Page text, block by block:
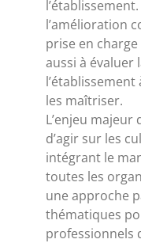
l’amélioration
prise en charge
aussi à évaluer
les maîtriser.
L’enjeu majeur
d’agir sur les
intégrant le
toutes les
une approche
thématiques
professionnels